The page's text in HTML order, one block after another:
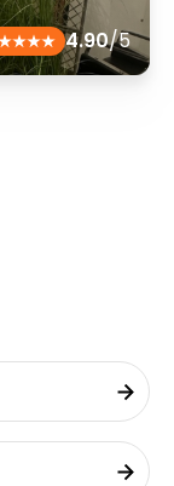
4.90/5